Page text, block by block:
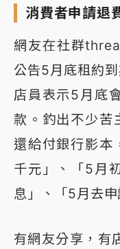
消費者申請退
網友在社群
公告5月底租約
店員表示5月底
款。釣出不少苦
還給付銀行影本
千元」、「5月
息」、「5月去
有網友分享，有